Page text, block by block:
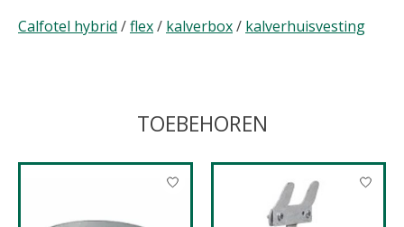
Calfotel hybrid /flex/ kalverbox/ kalverhuisvesting
TOEBEHOREN
Items van productcarrousel